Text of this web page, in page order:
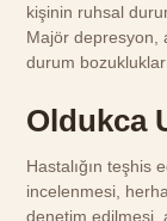
kişinin ruhsal
Majör depresyon,
durum
Oldukca
Hastalığın teşhis
incelenmesi,
denetim edilmesi,